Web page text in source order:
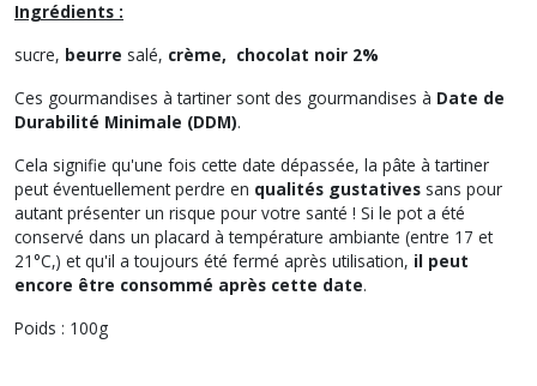
Ingrédients :
sucre, beurre salé, crème, chocolat noir 2%
Ces gourmandises à tartiner sont des gourmandises à Date de
Durabilité Minimale (DDM).
Cela signifie qu'une fois cette date dépassée, la pâte à tartiner
peut éventuellement perdre en qualités gustatives sans pour
autant présenter un risque pour votre santé ! Si le pot a été
conservé dans un placard à température ambiante (entre 17 et
21°C,) et qu'il a toujours été fermé après utilisation, il peut
encore être consommé après cette date.
Poids : 100g